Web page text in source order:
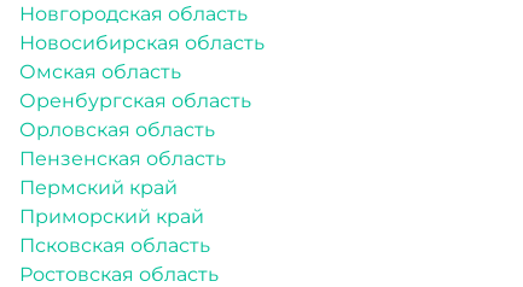
Новгородская область
Новосибирская область
Омская область
Оренбургская область
Орловская область
Пензенская область
Пермский край
Приморский край
Псковская область
Ростовская область